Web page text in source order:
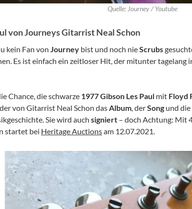
Quelle: Journey / Youtube
von Journeys Gitarrist Neal Schon
kein Fan von Journey bist und noch nieScrubs
Es ist einfach ein zeitloser Hit, der mitunter tagelang
Chance, die schwarze 1977 Gibson Les Paul mit Floyd
von Gitarrist Neal Schon dasAlbum, derSong und
Sie wird auch signiert – doch Achtung: Mit
startet bei Heritage Auctionsam 12.07.2021.